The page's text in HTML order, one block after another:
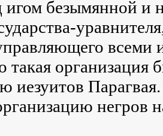
игом безымянной и
всеми
такая
иезуитов
негров